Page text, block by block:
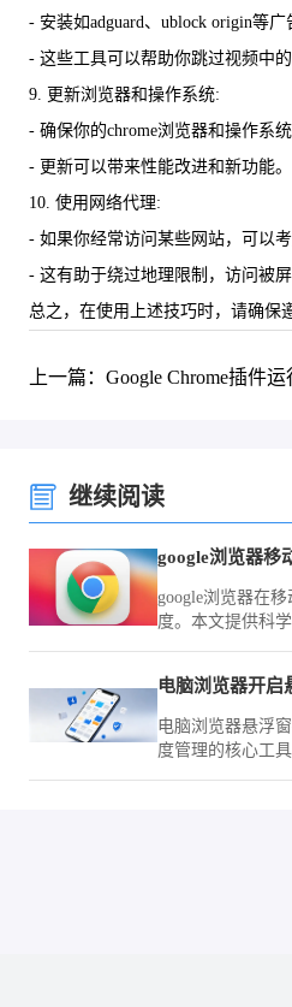
- 安装如adguard、ublock origin等广
- 这些工具可以帮助你跳过视频中
9. 更新浏览器和操作系统:
- 确保你的chrome浏览器和操作系
- 更新可以带来性能改进和新功能。
10. 使用网络代理:
- 如果你经常访问某些网站，可以考
- 这有助于绕过地理限制，访问被屏
总之，在使用上述技巧时，请确保
上一篇：Google Chrome插件
继续阅读
google浏览器移
google浏览器在
度。本文提供科
电脑浏览器悬浮
度管理的核心工